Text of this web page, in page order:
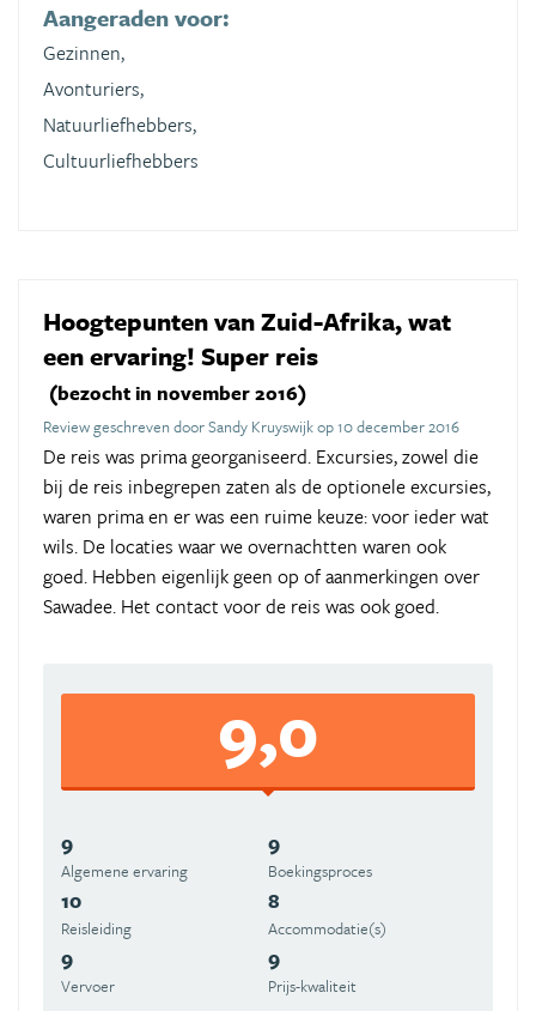
Aangeraden voor:
Gezinnen,
Avonturiers,
Natuurliefhebbers,
Cultuurliefhebbers
Hoogtepunten van Zuid-Afrika, wat
een ervaring! Super reis
(bezocht in november 2016)
Review geschreven door Sandy Kruyswijk op 10 december 2016
De reis was prima georganiseerd. Excursies, zowel die
bij de reis inbegrepen zaten als de optionele excursies,
waren prima en er was een ruime keuze: voor ieder wat
wils. De locaties waar we overnachtten waren ook
goed. Hebben eigenlijk geen op of aanmerkingen over
Sawadee. Het contact voor de reis was ook goed.
9,0
9
Algemene ervaring
9
Boekingsproces
10
Reisleiding
8
Accommodatie(s)
9
Vervoer
9
Prijs-kwaliteit